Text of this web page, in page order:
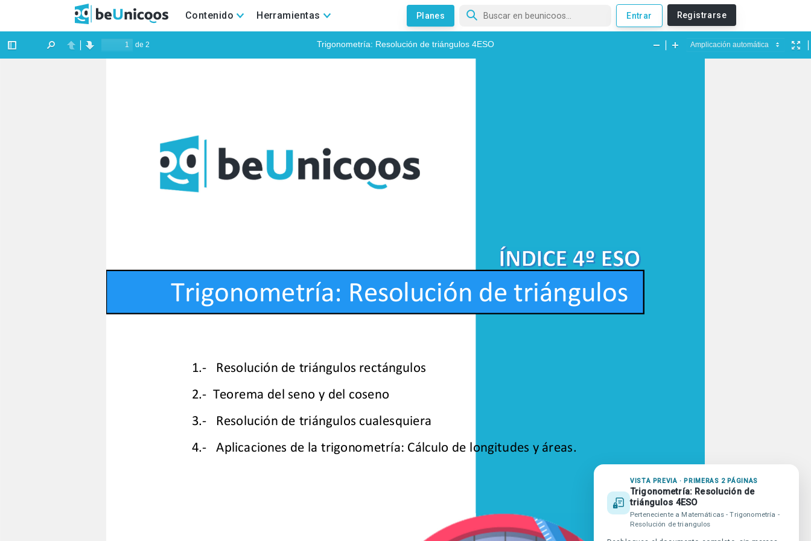
Contenido Herramientas Planes Entrar Registrarse
¿Sabías que puedes dejar tus dudas sobre cualquier asignatura
VISTA PREVIA · PRIMERAS 2 PÁGINAS
Trigonometría: Resolución de
triángulos 4ESO
Perteneciente a Matemáticas - Trigonometría -
Resolución de triangulos
Tu centro de estudios en beUnicoos
Tu publicidad en beUnicoos
Compromiso Agenda 2030
Ayuda beUnicoos